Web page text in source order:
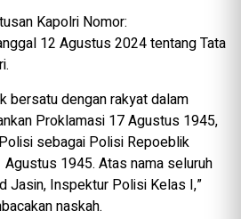
Kapolri Nomor:
12 Agustus 2024 tentang Tata
bersatu dengan rakyat dalam
Proklamasi 17 Agustus 1945,
sebagai Polisi Repoeblik
Agustus 1945. Atas nama seluruh
Jasin, Inspektur Polisi Kelas I,”
naskah.